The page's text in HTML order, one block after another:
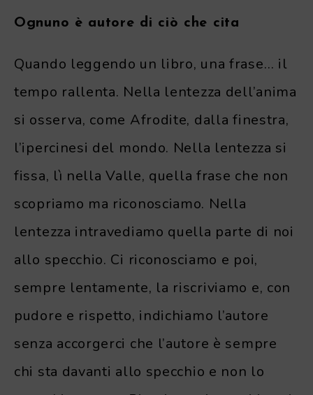
Ognuno è autore di ciò che cita
Quando leggendo un libro, una frase… il
tempo rallenta. Nella lentezza dell’anima
si osserva, come Afrodite, dalla finestra,
l’ipercinesi del mondo. Nella lentezza si
fissa, lì nella Valle, quella frase che non
scopriamo ma riconosciamo. Nella
lentezza intravediamo quella parte di noi
allo specchio. Ci riconosciamo e poi,
sempre lentamente, la riscriviamo e, con
pudore e rispetto, indichiamo l’autore
senza accorgerci che l’autore è sempre
chi sta davanti allo specchio e non lo